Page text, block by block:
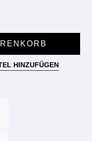
HINZUFÜGEN